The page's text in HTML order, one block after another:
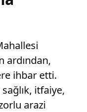
ardından,
ihbar etti.
itfaiye,
arazi